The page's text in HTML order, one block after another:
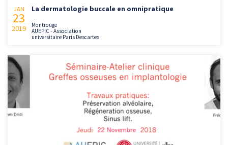
JAN
23
2019
La dermatologie buccale en omnipratique
Montrouge
AUEPIC - Association
universitaire Paris Descartes